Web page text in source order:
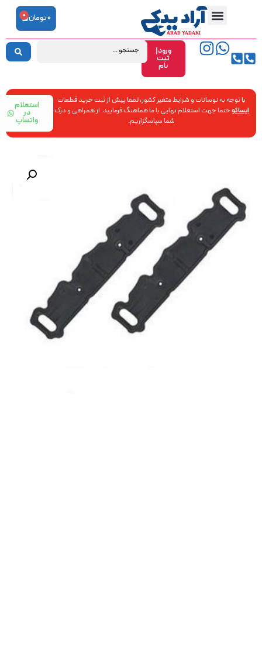
ورود|
ثبت
نام
0تومان 0
با توجه به نوسانات و شرایط متغیر کشور، لطفا پیش از ثبت خرید قطعات
ایساکوحتما جهت استعلام نهایی با ما هماهنگ فرمایید. از همراهی و درک
شما سپاسگزاریم.
استعلام
در
واتساپ